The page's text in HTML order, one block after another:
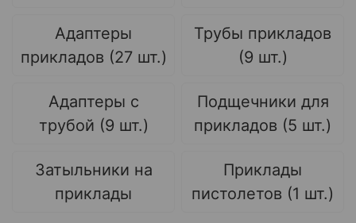
Адаптеры
прикладов (27 шт.)
Трубы прикладов
(9 шт.)
Адаптеры с
трубой (9 шт.)
Подщечники для
прикладов (5 шт.)
Затыльники на
приклады
Приклады
пистолетов (1 шт.)